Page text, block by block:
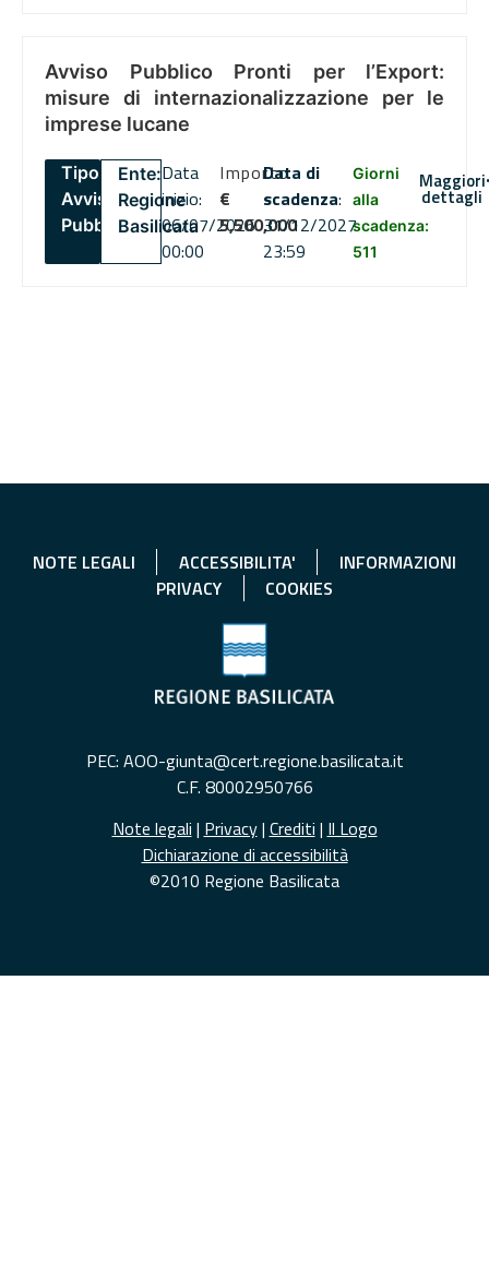
Avviso Pubblico Pronti per l’Export:
misure di internazionalizzazione per le
imprese lucane
Tipo:
Avviso
Pubblico
Ente:
Regione
Basilicata
Data
inizio:
06/07/2026
00:00
Importo
€
5,500,000
Data di
scadenza:
31/12/2027
23:59
Giorni
alla
scadenza:
511
Maggiori
dettagli
NOTE LEGALI ACCESSIBILITA'
INFORMAZIONI
PRIVACY
COOKIES
PEC: AOO-giunta@cert.regione.basilicata.it
C.F. 80002950766
Note legali | Privacy| Crediti | Il Logo
Dichiarazione di accessibilità
©2010 Regione Basilicata